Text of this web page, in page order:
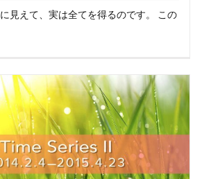
見えて、実は全てを得るのです。 この